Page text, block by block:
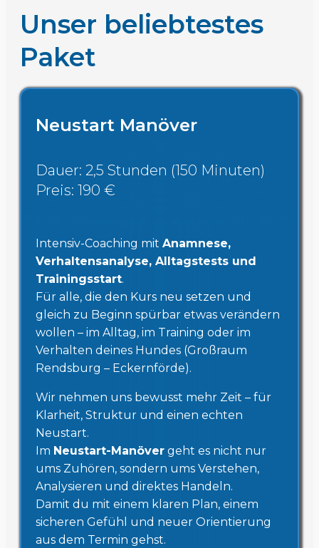
Unser beliebtestes
Paket
Neustart Manöver
Dauer: 2,5 Stunden (150 Minuten)
Preis: 190 €
Intensiv-Coaching mit Anamnese,
Verhaltensanalyse, Alltagstests und
Trainingsstart.
Für alle, die den Kurs neu setzen und
gleich zu Beginn spürbar etwas verändern
wollen – im Alltag, im Training oder im
Verhalten deines Hundes (Großraum
Rendsburg – Eckernförde).
Wir nehmen uns bewusst mehr Zeit – für
Klarheit, Struktur und einen echten
Neustart.
Im Neustart-Manöver geht es nicht nur
ums Zuhören, sondern ums Verstehen,
Analysieren und direktes Handeln.
Damit du mit einem klaren Plan, einem
sicheren Gefühl und neuer Orientierung
aus dem Termin gehst.